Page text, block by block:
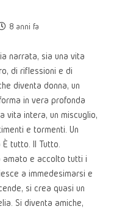
8 anni fa
narrata, sia una vita
di riflessioni e di
diventa donna, un
in vera profonda
vita intera, un miscuglio,
e tormenti. Un
tutto. Il Tutto.
amato e accolto tutti i
a immedesimarsi e
si crea quasi un
Si diventa amiche,